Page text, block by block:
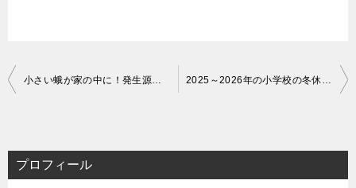
投
ビ
ゲ
小さい蛾が家の中に！発生源から卵や幼虫を駆除する方法 2025～2026年の小学校の冬休みはいつからいつまで？
プロフィール